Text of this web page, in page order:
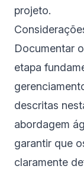
projeto.
Documentar
etapa
descritas
abordagem
garantir que
claramente